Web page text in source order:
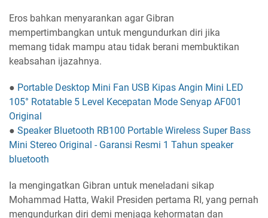
Eros bahkan menyarankan agar Gibran
mempertimbangkan untuk mengundurkan diri jika
memang tidak mampu atau tidak berani membuktikan
keabsahan ijazahnya.
● Portable Desktop Mini Fan USB Kipas Angin Mini LED
105° Rotatable 5 Level Kecepatan Mode Senyap AF001
Original
● Speaker Bluetooth RB100 Portable Wireless Super Bass
Mini Stereo Original - Garansi Resmi 1 Tahun speaker
bluetooth
Ia mengingatkan Gibran untuk meneladani sikap
Mohammad Hatta, Wakil Presiden pertama RI, yang pernah
mengundurkan diri demi menjaga kehormatan dan